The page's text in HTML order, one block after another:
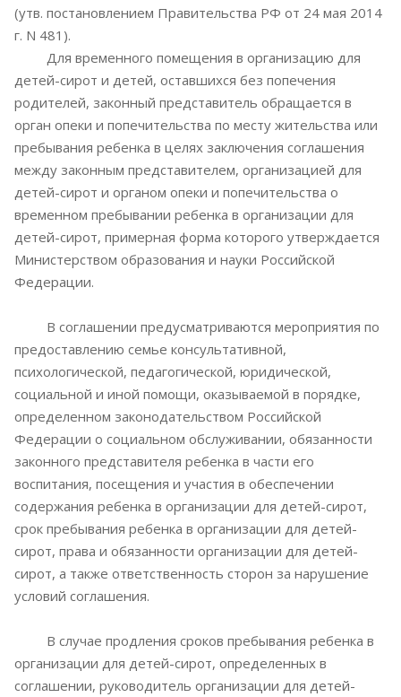
(утв. постановлением Правительства РФ от 24 мая 2014
г. N 481).
Для временного помещения в организацию для
детей-сирот и детей, оставшихся без попечения
родителей, законный представитель обращается в
орган опеки и попечительства по месту жительства или
пребывания ребенка в целях заключения соглашения
между законным представителем, организацией для
детей-сирот и органом опеки и попечительства о
временном пребывании ребенка в организации для
детей-сирот, примерная форма которого утверждается
Министерством образования и науки Российской
Федерации.
В соглашении предусматриваются мероприятия по
предоставлению семье консультативной,
психологической, педагогической, юридической,
социальной и иной помощи, оказываемой в порядке,
определенном законодательством Российской
Федерации о социальном обслуживании, обязанности
законного представителя ребенка в части его
воспитания, посещения и участия в обеспечении
содержания ребенка в организации для детей-сирот,
срок пребывания ребенка в организации для детей-
сирот, права и обязанности организации для детей-
сирот, а также ответственность сторон за нарушение
условий соглашения.
В случае продления сроков пребывания ребенка в
организации для детей-сирот, определенных в
соглашении, руководитель организации для детей-